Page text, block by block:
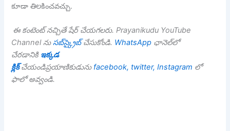
కూడా తిలకించవచ్చు.
ఈ కంటెంట్ నచ్చితే షేర్ చేయగలరు. Prayanikudu YouTube
Channel నుసబ్‌స్క్రైబ్చేసుకోండి. WhatsApp ఛానెల్‌లో
చేరడానికి ఇక్కడ
క్లిక్చేయండిప్రయాణికుడునుfacebook, twitter, Instagram లో
ఫాలో అవ్వండి.